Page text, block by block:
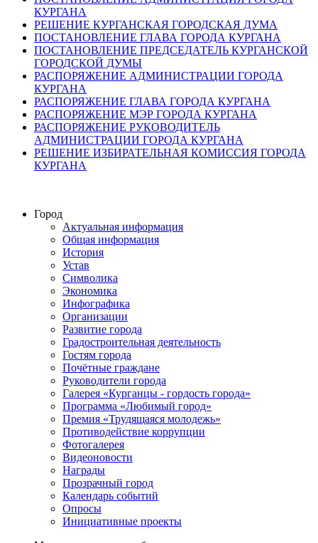
КУРГАНА
РЕШЕНИЕ КУРГАНСКАЯ ГОРОДСКАЯ ДУМА
ПОСТАНОВЛЕНИЕ ГЛАВА ГОРОДА КУРГАНА
ПОСТАНОВЛЕНИЕ ПРЕДСЕДАТЕЛЬ КУРГАНСКОЙ
ГОРОДСКОЙ ДУМЫ
РАСПОРЯЖЕНИЕ АДМИНИСТРАЦИИ ГОРОДА
КУРГАНА
РАСПОРЯЖЕНИЕ ГЛАВА ГОРОДА КУРГАНА
РАСПОРЯЖЕНИЕ МЭР ГОРОДА КУРГАНА
РАСПОРЯЖЕНИЕ РУКОВОДИТЕЛЬ
АДМИНИСТРАЦИИ ГОРОДА КУРГАНА
РЕШЕНИЕ ИЗБИРАТЕЛЬНАЯ КОМИССИЯ ГОРОДА
КУРГАНА
Город
Актуальная информация
Общая информация
История
Устав
Символика
Экономика
Инфографика
Организации
Развитие города
Градостроительная деятельность
Гостям города
Почётные граждане
Руководители города
Галерея «Курганцы - гордость города»
Программа «Любимый город»
Премия «Трудящаяся молодежь»
Противодействие коррупции
Фотогалерея
Видеоновости
Награды
Прозрачный город
Календарь событий
Опросы
Инициативные проекты